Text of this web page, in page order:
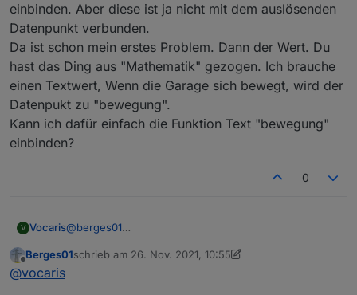
Meinst du so etwas ?
Die Anweisungen im Triggerblock werden
ausgeführt wenn die Variabel Weckzaehler auf von
24 auf 25 springt oder von 26 auf 25.
"ist wahr" bezieht sich dabei auf die Aussage
"Weckzaehler = 25".
Oder habe ich dich falsch verstanden ?
Auch hierbei wird getriggert und da auch auf eine
Variabel "Weckzaehler"
Hierbei Triggert der immer wenn die Variabel größer
wird (25 nach 26) aber nicht von (26 auf 25).
Das legt die Abfrage "ist gleich oder größer als
Das mit der Doku zu Blockly´s gebe ich dir recht, das
ist nicht so einfach.
Ich habe auch schon vieles gesucht und nicht
gefunden oder etwas falsches was genau so
aussah.
Es ist so das dieses Blockly zu Java gehört und
Mann kann in der Ursprungsversion auch selber
du dir das auch in Java ansehen wenn du im Editor
auf
Das JS klickst.
das geholfen).
einbinden. Aber diese ist ja nicht mit dem auslösenden
Datenpunkt verbunden.
Da ist schon mein erstes Problem. Dann der Wert. Du
hast das Ding aus "Mathematik" gezogen. Ich brauche
einen Textwert, Wenn die Garage sich bewegt, wird der
Datenpukt zu "bewegung".
Kann ich dafür einfach die Funktion Text "bewegung"
einbinden?
0
V Vocaris@berges01
"XYZ" mit dem Stringwert "bewegung" in den Trigger
Offline
Berges01schrieb am 26. Nov. 2021, 10:55
zuletzt editiert von Berges01
@vocaris